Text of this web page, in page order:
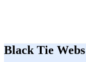
Black Tie Webs